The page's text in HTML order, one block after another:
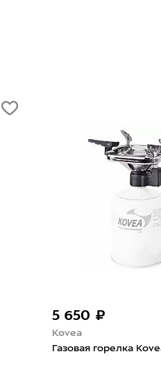
5 650 ₽
Kovea
Газовая горелка